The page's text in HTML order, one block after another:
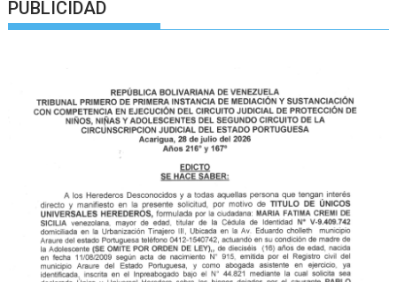
PUBLICIDAD